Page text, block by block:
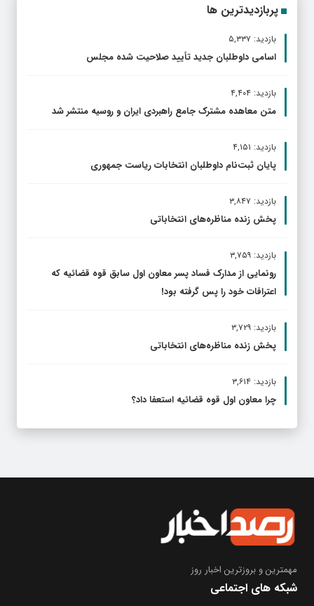
پربازدیدترین ها
بازدید: ۵,۳۳۷
اسامی داوطلبان جدید تأیید صلاحیت شده مجلس
بازدید: ۴,۴۰۴
متن معاهده مشترک جامع راهبردی ایران و روسیه منتشر شد
بازدید: ۴,۱۵۱
پایان ثبت‌نام داوطلبان انتخابات ریاست جمهوری
بازدید: ۳,۸۴۷
پخش زنده مناظره‌های انتخاباتی
بازدید: ۳,۷۵۹
رونمایی از مدارک فساد پسر معاون اول سابق قوه قضائیه که
اعترافات خود را پس گرفته بود!
بازدید: ۳,۷۲۹
پخش زنده مناظره‌های انتخاباتی
بازدید: ۳,۶۱۴
چرا معاون اول قوه قضائیه استعفا داد؟
مهمترین و بروز‌ترین اخبار روز
شبکه های اجتماعی